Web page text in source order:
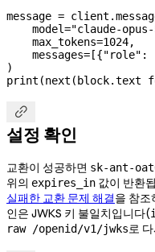
message =
    model
="claude-
    max_tokens
=1024,
    messages
= [{"role" :
)
print (next (block.text

설정 확인
교환이 성공하면 sk-ant-
위의 expires_in 값이 반환
실패한 교환 문제 해결을 참
인은 JWKS 키 불일치입니다(
raw /openid/v1/jwks로